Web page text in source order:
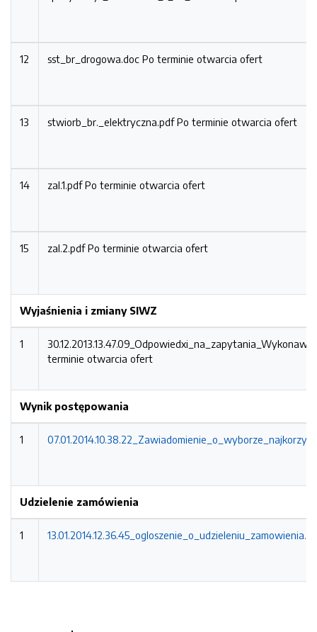
12 sst_br_drogowa.doc Po terminie otwarcia ofert
13 stwiorb_br._elektryczna.pdfPo terminie otwarcia ofert
14 zal.1.pdfPo terminie otwarcia ofert
15 zal.2.pdfPo terminie otwarcia ofert
Wyjaśnienia i zmiany SIWZ
1
terminie otwarcia ofert
Wynik postępowania
1
Udzielenie zamówienia
1